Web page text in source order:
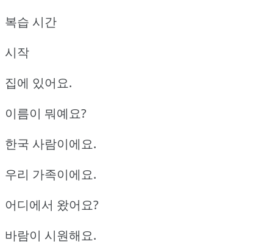
복습 시간
시작
집에 있어요.
이름이 뭐예요?
한국 사람이에요.
우리 가족이에요.
어디에서 왔어요?
바람이 시원해요.